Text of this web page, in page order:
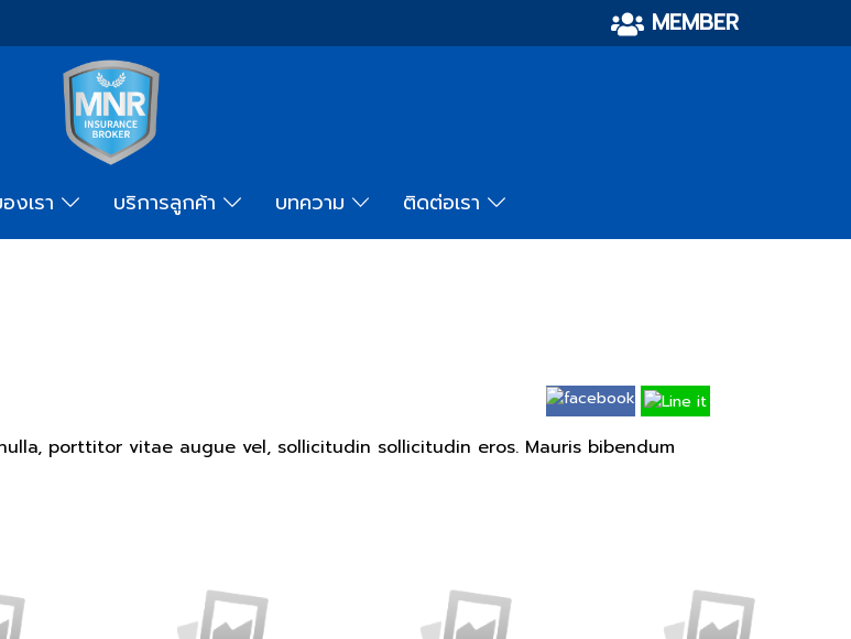
MEMBER
งเรา บริการลูกค้า บทความ ติดต่อเรา
porttitor vitae augue vel, sollicitudin sollicitudin eros. Mauris bibendum